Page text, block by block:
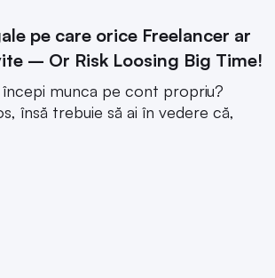
pe care orice Freelancer ar
– Or Risk Loosing Big Time!
munca pe cont propriu?
însă trebuie să ai în vedere că,